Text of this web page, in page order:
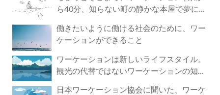
ら40分、知らない町の静かな本屋で夢に近
働きたいように働ける社会のために、ワー
ケーションができること
ワーケーションは新しいライフスタイル。
観光の代替ではないワーケーションの知ら
日本ワーケーション協会に聞いた、ワーケ